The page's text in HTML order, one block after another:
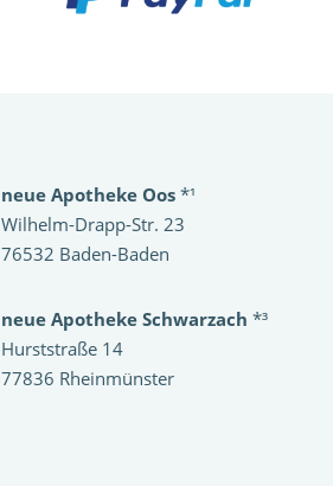
neue Apotheke Oos*¹
Wilhelm-Drapp-Str. 23
76532 Baden-Baden
neue Apotheke Schwarzach *³
Hurststraße 14
77836 Rheinmünster